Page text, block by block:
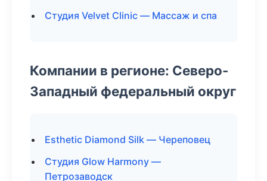
Студия Velvet Clinic — Массаж и спа
Компании в регионе: Северо-
Западный федеральный округ
Esthetic Diamond Silk — Череповец
Студия Glow Harmony —
Петрозаводск